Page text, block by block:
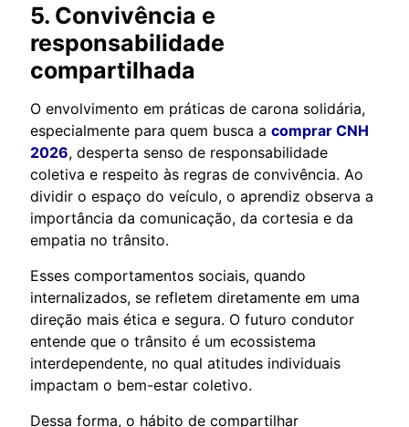
5. Convivência e
responsabilidade
compartilhada
O envolvimento em práticas de carona solidária,
especialmente para quem busca a comprar CNH
2026, desperta senso de responsabilidade
coletiva e respeito às regras de convivência. Ao
dividir o espaço do veículo, o aprendiz observa a
importância da comunicação, da cortesia e da
empatia no trânsito.
Esses comportamentos sociais, quando
internalizados, se refletem diretamente em uma
direção mais ética e segura. O futuro condutor
entende que o trânsito é um ecossistema
interdependente, no qual atitudes individuais
impactam o bem-estar coletivo.
Dessa forma, o hábito de compartilhar